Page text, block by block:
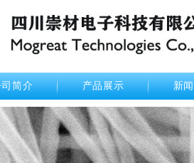
司简介 产品展示 新